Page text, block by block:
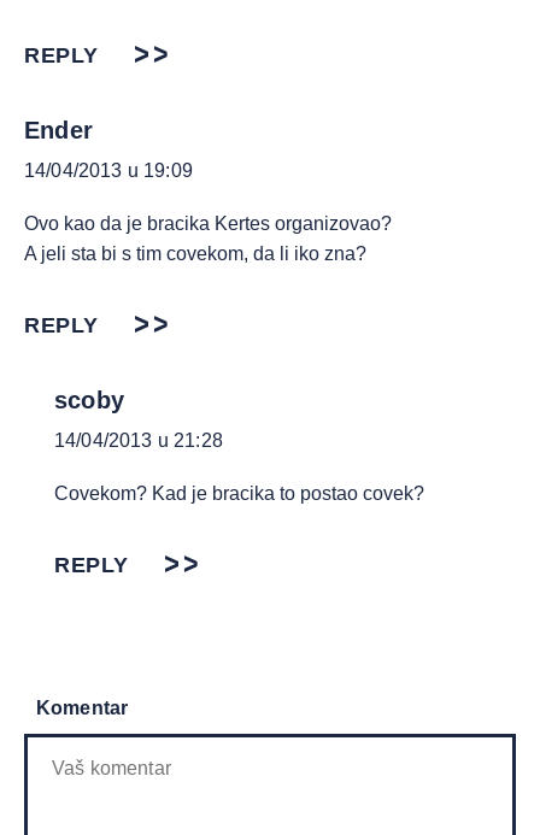
REPLY
Ender
14/04/2013 u 19:09
Ovo kao da je bracika Kertes organizovao?
A jeli sta bi s tim covekom, da li iko zna?
REPLY
scoby
14/04/2013 u 21:28
Covekom? Kad je bracika to postao covek?
REPLY
Komentar